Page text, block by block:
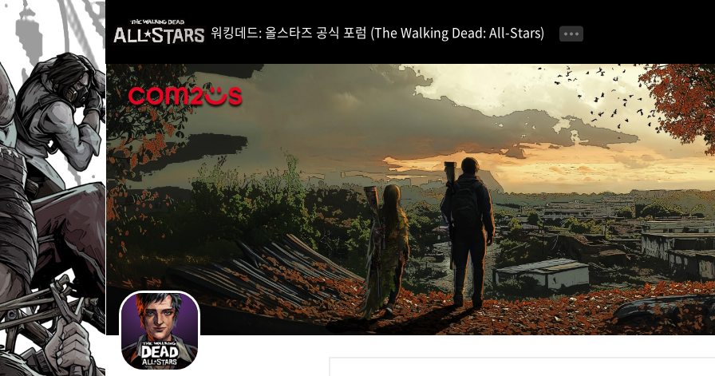
o
C
o
n
t
e
n
t
워킹데드: 올스타즈 공식 포럼 (The Walking Dead: All-Stars)
공지사항 📢 이벤트 안내 🎁 자유 게시판 공략 & 팁